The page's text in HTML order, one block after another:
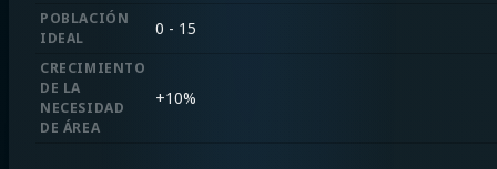
POBLACIÓN
IDEAL
0 - 15
CRECIMIENTO
DE LA
NECESIDAD
DE ÁREA
+10%